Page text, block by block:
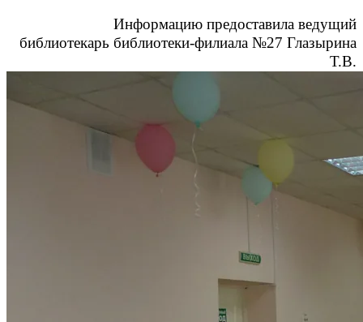
Информацию предоставила ведущий
библиотекарь библиотеки-филиала №27 Глазырина
Т.В.